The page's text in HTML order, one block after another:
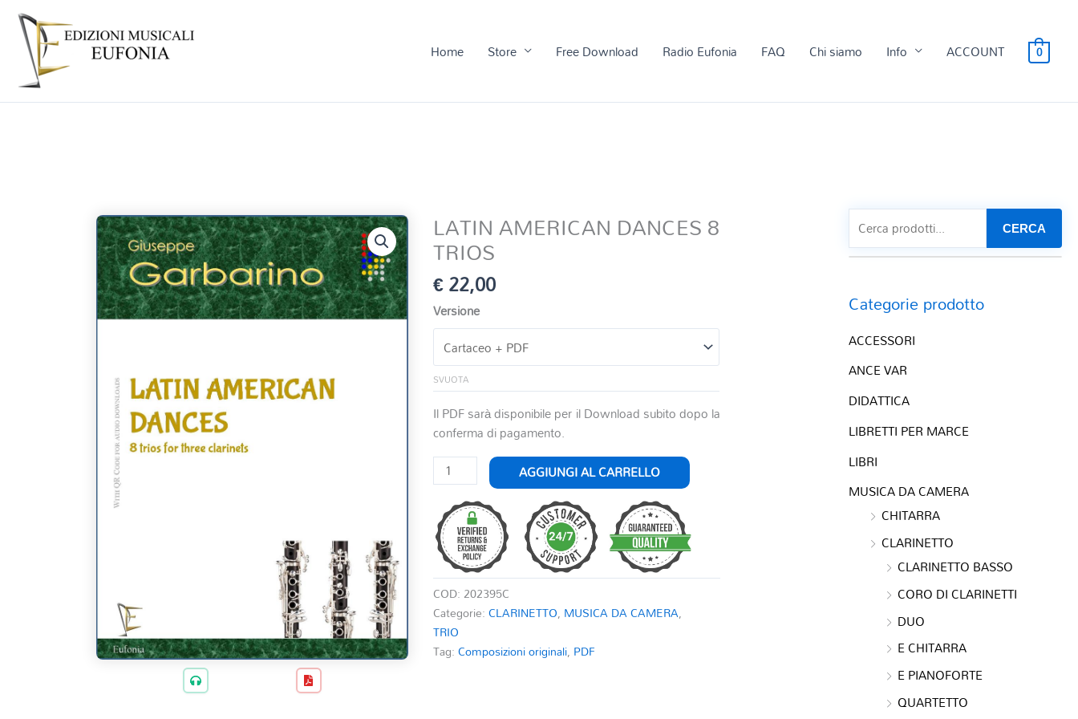
Home Store Free Download Radio Eufonia FAQ Chi siamo Info ACCOUNT 0
LATIN AMERICAN DANCES 8
TRIOS
€22,00
Versione
SVUOTA
Il PDF sarà disponibile per il Download subito dopo la
conferma di pagamento.
LATIN
AMERICAN
DANCES
8
TRIOS
quantità
AGGIUNGI AL CARRELLO
COD: 202395C
Categorie:CLARINETTO, MUSICA DA CAMERA,
TRIO
Tag:Composizioni originali, PDF
CERCA
Categorie prodotto
ACCESSORI
ANCE VAR
DIDATTICA
LIBRETTI PER MARCE
LIBRI
MUSICA DA CAMERA
CHITARRA
CLARINETTO
CLARINETTO BASSO
CORO DI CLARINETTI
DUO
E CHITARRA
E PIANOFORTE
QUARTETTO